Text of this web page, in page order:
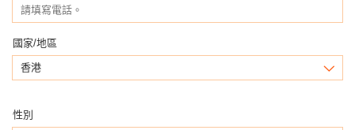
國家/地區
香港
性別